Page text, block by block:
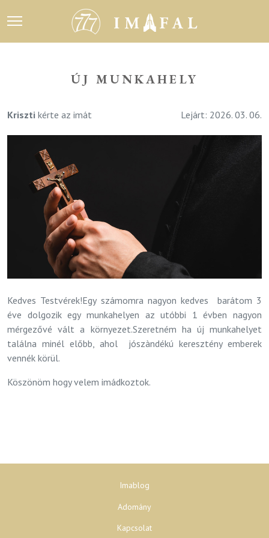
ÚJ MUNKAHELY
Kriszti kérte az imát Lejárt: 2026. 03. 06.
Kedves Testvérek!Egy számomra nagyon kedves barátom 3
éve dolgozik egy munkahelyen az utóbbi 1 évben nagyon
mérgezővé vált a környezet.Szeretném ha új munkahelyet
találna minél előbb, ahol jószàndékú keresztény emberek
vennék körül.
Köszönöm hogy velem imádkoztok.
Kapcsolat
Adomány
Imablog